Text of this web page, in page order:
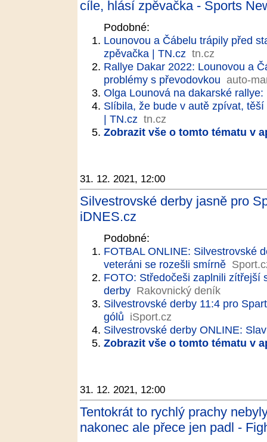
cíle, hlásí zpěvačka - Sports
Podobné:
Lounovou a Čábelu trápily před
zpěvačka | TN.cz tn.cz
Rallye Dakar 2022: Lounovou a
problémy s převodovkou auto-
Olga Lounová na dakarské
Slíbila, že bude v autě zpívat,
| TN.cz tn.cz
Zobrazit vše o tomto tématu v
31. 12. 2021, 12:00
Silvestrovské derby jasně pro
iDNES.cz
Podobné:
FOTBAL ONLINE: Silvestrovské
veteráni se rozešli smírně
FOTO: Středočeši zaplnili zítřejší
derby Rakovnický deník
Silvestrovské derby 11:4 pro
gólů iSport.cz
Silvestrovské derby ONLINE:
Zobrazit vše o tomto tématu v
31. 12. 2021, 12:00
Tentokrát to rychlý prachy
nakonec ale přece jen padl -